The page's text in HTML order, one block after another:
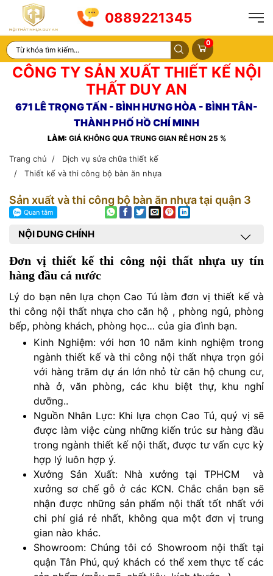
0889221345
0
CÔNG TY SẢN XUẤT THIẾT KẾ NỘI
THẤT DUY AN
671 LÊ TRỌNG TẤN - BÌNH HƯNG HÒA - BÌNH TÂN-
THÀNH PHỐ HỒ CHÍ MINH
LÀM: GIÁ KHÔNG QUA TRUNG GIAN RẺ HƠN 25 %
Trang chủ
Dịch vụ sửa chữa thiết kế
Thiết kế và thi công bộ bàn ăn nhựa
Sản xuất và thi công bộ bàn ăn nhựa tại quận 3
NỘI DUNG CHÍNH
Đơn vị thiết kế thi công nội thất nhựa uy tín
hàng đầu cả nước
Lý do bạn nên lựa chọn Cao Tú làm đơn vị thiết kế và
thi công nội thất nhựa cho căn hộ , phòng ngủ, phòng
bếp, phòng khách, phòng học… của gia đình bạn.
Kinh Nghiệm: với hơn 10 năm kinh nghiệm trong
ngành thiết kế và thi công nội thất nhựa trọn gói
với hàng trăm dự án lớn nhỏ từ căn hộ chung cư,
nhà ở, văn phòng, các khu biệt thự, khu nghỉ
dưỡng..
Nguồn Nhân Lực: Khi lựa chọn Cao Tú, quý vị sẽ
được làm việc cùng những kiến trúc sư hàng đầu
trong ngành thiết kế nội thất, được tư vấn cực kỳ
hợp lý luôn hợp ý.
Xưởng Sản Xuất: Nhà xưởng tại TPHCM và
xưởng sơ chế gỗ ở các KCN. Chắc chắn bạn sẽ
nhận được những sản phẩm nội thất tốt nhất với
chi phí giá rẻ nhất, không qua một đơn vị trung
gian nào khác.
Showroom: Chúng tôi có Showroom nội thất tại
quận Tân Phú, quý khách có thể xem thực tế các